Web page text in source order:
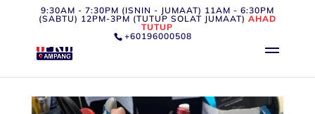
9:30AM - 7:30PM (ISNIN - JUMAAT) 11AM - 6:30PM
(SABTU) 12PM-3PM (TUTUP SOLAT JUMAAT) AHAD
TUTUP
+60196000508